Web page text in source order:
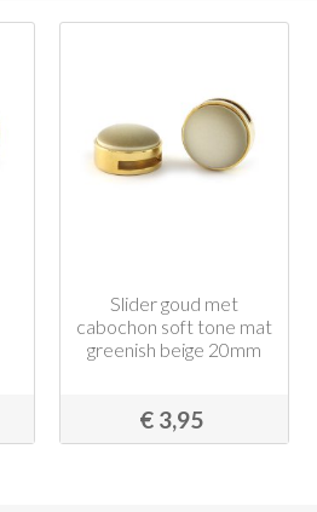
Slider goud met
cabochon soft tone mat
greenish beige 20mm
€ 3,95